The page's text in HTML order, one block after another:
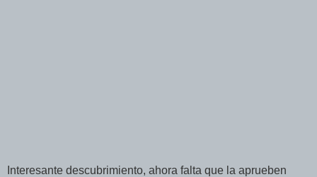
Interesante descubrimiento, ahora falta que la aprueben